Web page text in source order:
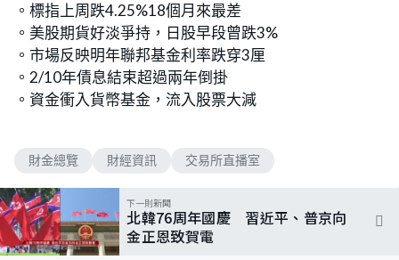
。標指上周跌4.25%18個月來最差
。美股期貨好淡爭持，日股早段曾跌3%
。市場反映明年聯邦基金利率跌穿3厘
。2/10年債息結束超過兩年倒掛
。資金衝入貨幣基金，流入股票大減
財金總覽 財經資訊 交易所直播室
下一則新聞
北韓76周年國慶 習近平、普京向
金正恩致賀電